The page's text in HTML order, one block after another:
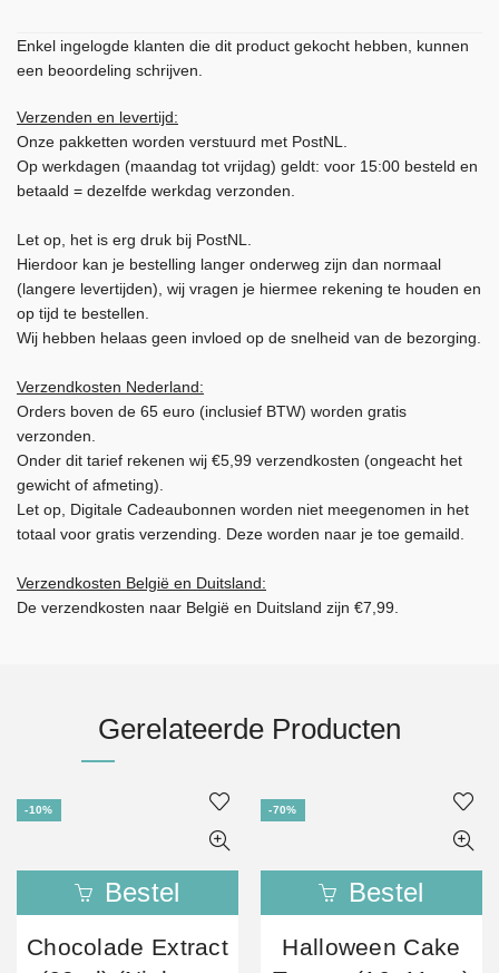
Enkel ingelogde klanten die dit product gekocht hebben, kunnen
een beoordeling schrijven.
Verzenden en levertijd:
Onze pakketten worden verstuurd met PostNL.
Op werkdagen (maandag tot vrijdag) geldt: voor 15:00 besteld en
betaald = dezelfde werkdag verzonden.
Let op, het is erg druk bij PostNL.
Hierdoor kan je bestelling langer onderweg zijn dan normaal
(langere levertijden), wij vragen je hiermee rekening te houden en
op tijd te bestellen.
Wij hebben helaas geen invloed op de snelheid van de bezorging.
Verzendkosten Nederland:
Orders boven de 65 euro (inclusief BTW) worden gratis
verzonden.
Onder dit tarief rekenen wij €5,99 verzendkosten (ongeacht het
gewicht of afmeting).
Let op, Digitale Cadeaubonnen worden niet meegenomen in het
totaal voor gratis verzending. Deze worden naar je toe gemaild.
Verzendkosten België en Duitsland:
De verzendkosten naar België en Duitsland zijn €7,99.
Gerelateerde Producten
-10%
Bestel
Chocolade Extract
-70%
Bestel
Halloween Cake